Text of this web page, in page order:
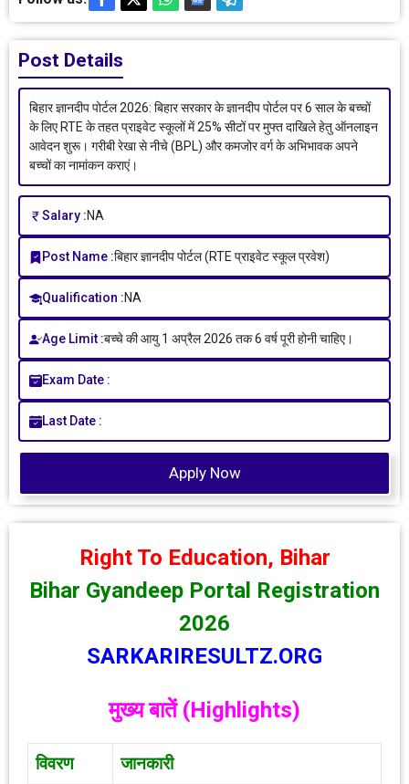
Post Details
बिहार ज्ञानदीप पोर्टल 2026: बिहार सरकार के ज्ञानदीप पोर्टल पर 6 साल के बच्चों
के लिए RTE के तहत प्राइवेट स्कूलों में 25% सीटों पर मुफ्त दाखिले हेतु ऑनलाइन
आवेदन शुरू। गरीबी रेखा से नीचे (BPL) और कमजोर वर्ग के अभिभावक अपने
बच्चों का नामांकन कराएं।
Salary :NA
Post Name :बिहार ज्ञानदीप पोर्टल (RTE प्राइवेट स्कूल प्रवेश)
Qualification :NA
Age Limit :बच्चे की आयु 1 अप्रैल 2026 तक 6 वर्ष पूरी होनी चाहिए।
Exam Date :
Last Date :
Apply Now
Right To Education, Bihar
Bihar Gyandeep Portal Registration
2026
SARKARIRESULTZ.ORG
मुख्य बातें (Highlights)
विवरण जानकारी